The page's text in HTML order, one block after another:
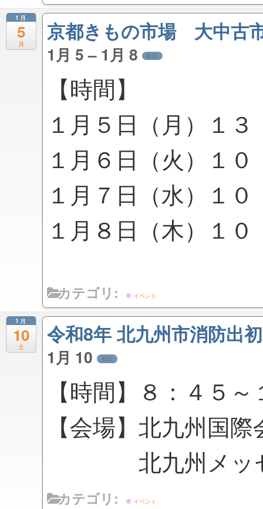
1月
5
月
京都きもの市場 大中古
1月 5 – 1月 8 全日
【時間】
１月５日（月）１
１月６日（火）１
１月７日（水）１
１月８日（木）１
カテゴリ: イベント
1月
10
土
令和8年 北九州市消防出
1月 10 全日
【時間】８：４５
【会場】北九州国
北九州メッ
カテゴリ: イベント